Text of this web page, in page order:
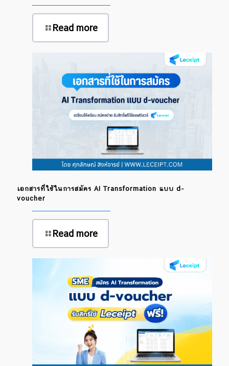
Read more
เอกสารที่ใช้ในการสมัคร AI Transformation แบบ d-
voucher
Read more